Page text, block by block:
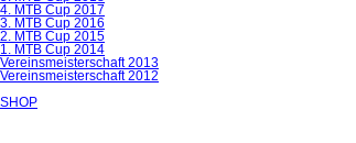
4. MTB Cup 2017
3. MTB Cup 2016
2. MTB Cup 2015
1. MTB Cup 2014
Vereinsmeisterschaft 2013
Vereinsmeisterschaft 2012
SHOP